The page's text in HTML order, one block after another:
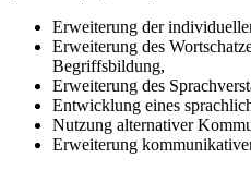
Erweiterung der
Erweiterung des
Begriffsbildung,
Erweiterung des
Entwicklung eines
Nutzung alternativer
Erweiterung